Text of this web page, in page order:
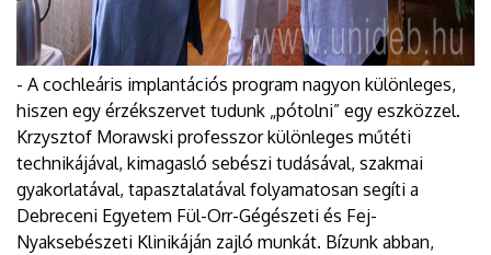
- A cochleáris implantációs program nagyon különleges,
hiszen egy érzékszervet tudunk „pótolni” egy eszközzel.
Krzysztof Morawski professzor különleges műtéti
technikájával, kimagasló sebészi tudásával, szakmai
gyakorlatával, tapasztalatával folyamatosan segíti a
Debreceni Egyetem Fül-Orr-Gégészeti és Fej-
Nyaksebészeti Klinikáján zajló munkát. Bízunk abban,